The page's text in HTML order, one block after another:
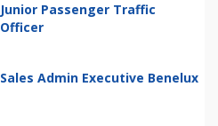
Junior Passenger Traffic
Officer
Sales Admin Executive Benelux